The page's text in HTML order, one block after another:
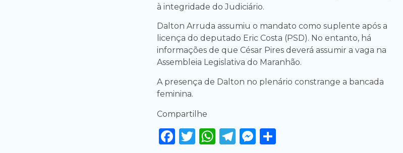
à integridade do Judiciário.
Dalton Arruda assumiu o mandato como suplente após a
licença do deputado Eric Costa (PSD). No entanto, há
informações de que César Pires deverá assumir a vaga na
Assembleia Legislativa do Maranhão.
A presença de Dalton no plenário constrange a bancada
feminina.
Compartilhe
Facebook
Twitter
WhatsApp
Telegram
Messenger